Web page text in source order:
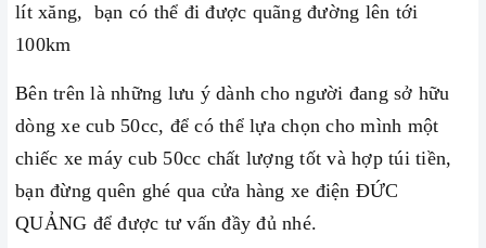
lít xăng, bạn có thể đi được quãng đường lên tới
100km
Bên trên là những lưu ý dành cho người đang sở hữu
dòng xe cub 50cc, để có thể lựa chọn cho mình một
chiếc xe máy cub 50cc chất lượng tốt và hợp túi tiền,
bạn đừng quên ghé qua cửa hàng xe điện ĐỨC
QUẢNG để được tư vấn đầy đủ nhé.